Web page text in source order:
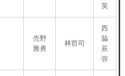
英
売野
雅勇
林哲司
西
脇
辰
弥